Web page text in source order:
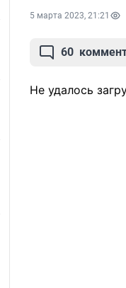
5 марта 2023, 21:21
60
Не удалось